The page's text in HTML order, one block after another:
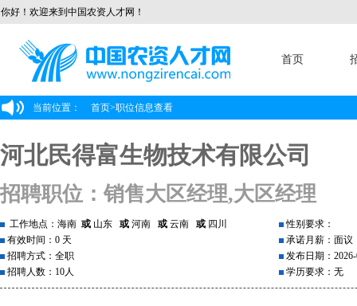
你好！欢迎来到中国农资人才网！
首页
当前位置： 首页>职位信息查看
河北民得富生物技术有限公司
招聘职位：销售大区经理,大区经理
工作地点：海南 或 山东 或 河南 或 云南 或 四川
有效时间：0 天
招聘方式：全职
招聘人数：10人
性别要求：
承诺月薪：面议
发布日期：
学历要求：无